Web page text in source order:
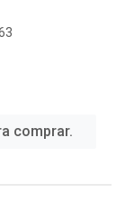
comprar.